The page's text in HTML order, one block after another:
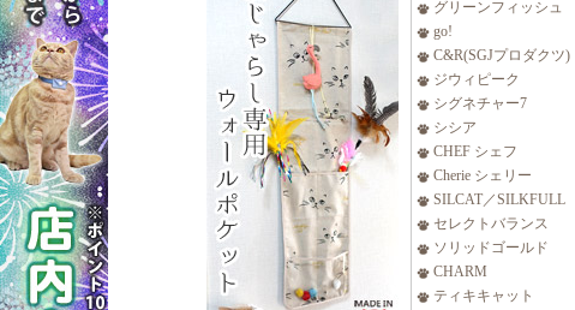
グリーンフィッシュ
go!
C&R(SGJプロダクツ)
ジウィピーク
シグネチャー7
シシア
CHEF シェフ
Cherie シェリー
SILCAT／SILKFULL
セレクトバランス
ソリッドゴールド
CHARM
ティキキャット